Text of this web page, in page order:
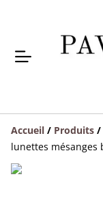
Accueil / Produits /
lunettes mésanges